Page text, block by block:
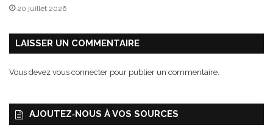
20 juillet 2026
LAISSER UN COMMENTAIRE
Vous devez vous connecter pour publier un commentaire.
AJOUTEZ‑NOUS À VOS SOURCES